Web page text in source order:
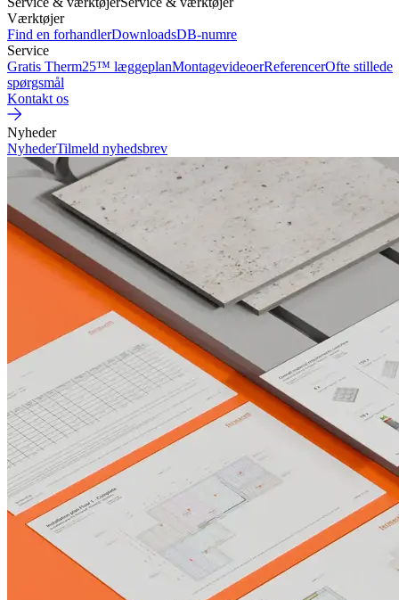
Værktøjer
Find en forhandlerDownloadsDB-numre
Service
Gratis Therm25™ læggeplanMontagevideoerReferencerOfte stillede
spørgsmål
Kontakt os
Nyheder
NyhederTilmeld nyhedsbrev